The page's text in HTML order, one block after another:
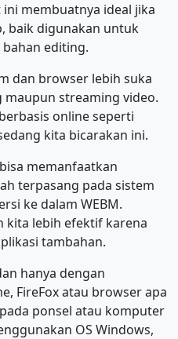
membuatnya ideal jika
baik digunakan untuk
editing.
dan browser lebih suka
streaming video.
online seperti
kita bicarakan ini.
memanfaatkan
terpasang pada sistem
ke dalam WEBM.
kita lebih efektif karena
tambahan.
hanya dengan
FireFox atau browser apa
ponsel atau komputer
OS Windows,